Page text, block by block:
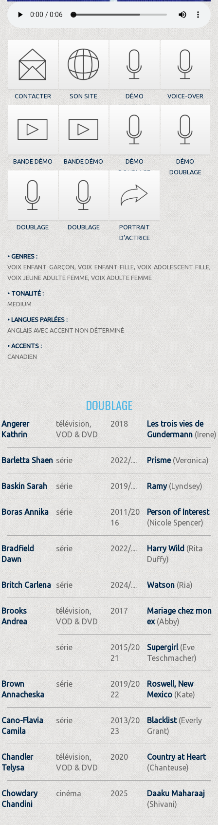
CONTACTER SON SITE
DÉMO
DOUBLAGE
VOICE-OVER
BANDE DÉMO BANDE DÉMO
DÉMO
DOUBLAGE
DÉMO
DOUBLAGE
DOUBLAGE DOUBLAGE
PORTRAIT
D’ACTRICE
• GENRES :
VOIX ENFANT GARÇON, VOIX ENFANT FILLE, VOIX ADOLESCENT FILLE,
VOIX JEUNE ADULTE FEMME, VOIX ADULTE FEMME
• TONALITÉ :
MEDIUM
• LANGUES PARLÉES :
ANGLAIS AVEC ACCENT NON DÉTERMINÉ
• ACCENTS :
CANADIEN
DOUBLAGE
Angerer
Kathrin
télévision,
VOD & DVD
2018
Les trois vies de
Gundermann(Irene)
Barletta Shaen série 2022/.... Prisme(Veronica)
Baskin Sarah série 2019/.... Ramy(Lyndsey)
Boras Annika série
2011/20
16
Person of Interest
(Nicole Spencer)
Bradfield
Dawn
série 2022/.... Harry Wild(Rita
Duffy)
Britch Carlena série 2024/.... Watson(Ria)
Brooks
Andrea
télévision,
VOD & DVD
2017
Mariage chez mon
ex(Abby)
série
2015/20
21
Supergirl(Eve
Teschmacher)
Brown
Annacheska
série
2019/20
22
Roswell, New
Mexico(Kate)
Cano-Flavia
Camila
série
2013/20
23
Blacklist(Everly
Grant)
Chandler
Telysa
télévision,
VOD & DVD
2020
Country at Heart
(Chanteuse)
Chowdary
Chandini
cinéma 2025
Daaku Maharaaj
(Shivani)